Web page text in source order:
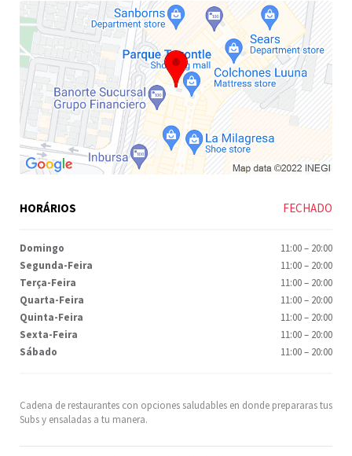
Cadena de restaurantes con opciones saludables en donde prepararas tus
Subs y ensaladas a tu manera.
HORÁRIOS FECHADO
Domingo 11:00– 20:00
Segunda-Feira
11:00– 20:00
Terça-Feira
11:00– 20:00
Quarta-Feira
11:00– 20:00
Quinta-Feira
11:00– 20:00
Sexta-Feira
11:00– 20:00
Sábado
11:00– 20:00